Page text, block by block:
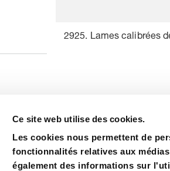
Ce site web utilise des cookies.
Les cookies nous permettent de
fonctionnalités relatives aux
également des informations sur
2925. Lames calibrées